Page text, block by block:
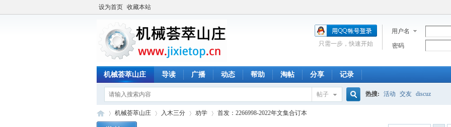
设为首页 收藏本站
用户名
密码
只需一步，快速开始
机械荟萃山庄 导读 广播 动态 帮助 淘帖 分享 记录
帖子 热搜: 活动 交友 discuz
机械荟萃山庄 入木三分 劝学 首发：2266998-2022年文集合订本